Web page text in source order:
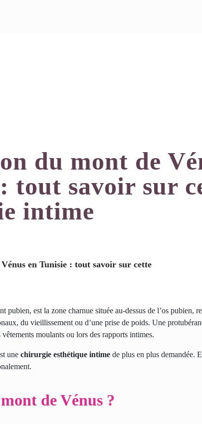
du mont de
tout savoir sur
intime
en Tunisie : tout savoir sur cette
pubien, est la zone charnue située au-dessus de l’os
du vieillissement ou d’une prise de poids. Une
moulants ou lors des rapports intimes.
unechirurgie esthétique intime de plus en plus demandée.
de Vénus ?